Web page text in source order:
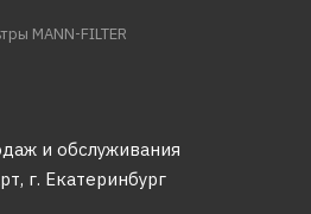
MANN-FILTER
и обслуживания
г. Екатеринбург